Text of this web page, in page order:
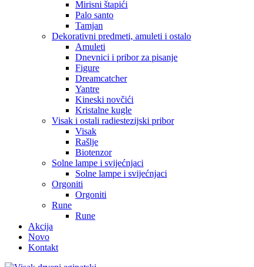
Mirisni štapići
Palo santo
Tamjan
Dekorativni predmeti, amuleti i ostalo
Amuleti
Dnevnici i pribor za pisanje
Figure
Dreamcatcher
Yantre
Kineski novčići
Kristalne kugle
Visak i ostali radiestezijski pribor
Visak
Rašlje
Biotenzor
Solne lampe i svijećnjaci
Solne lampe i svijećnjaci
Orgoniti
Orgoniti
Rune
Rune
Akcija
Novo
Kontakt